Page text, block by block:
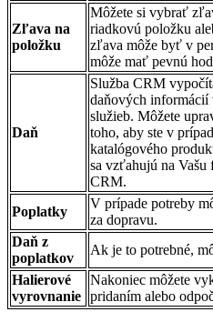
Zľava na
položku
Môžete si vybrať
riadkovú položku
zľava môže byť v
môže mať pevnú
Daň
Služba CRM
daňových informácií
služieb. Môžete
toho, aby ste v
katalógového
sa vzťahujú na Vašu
CRM.
Poplatky
V prípade potreby
za dopravu.
Daň z
poplatkov
Ak je to potrebné,
Halierové
vyrovnanie
Nakoniec môžete
pridaním alebo